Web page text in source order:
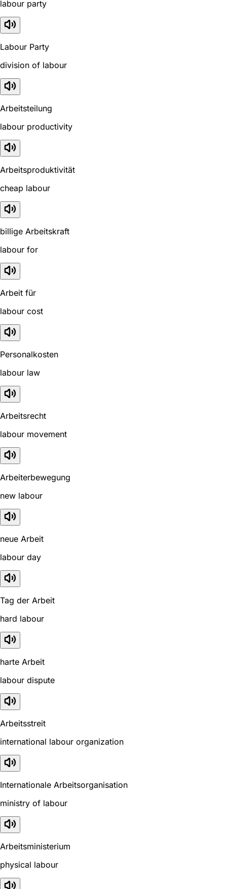
labour party
Labour Party
division of labour
Arbeitsteilung
labour productivity
Arbeitsproduktivität
cheap labour
billige Arbeitskraft
labour for
Arbeit für
labour cost
Personalkosten
labour law
Arbeitsrecht
labour movement
Arbeiterbewegung
new labour
neue Arbeit
labour day
Tag der Arbeit
hard labour
harte Arbeit
labour dispute
Arbeitsstreit
international labour organization
Internationale Arbeitsorganisation
ministry of labour
Arbeitsministerium
physical labour